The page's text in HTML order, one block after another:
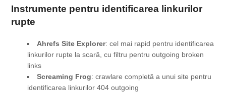
Instrumente pentru identificarea linkurilor
rupte
Ahrefs Site Explorer: cel mai rapid pentru identificarea
linkurilor rupte la scară, cu filtru pentru outgoing broken
links
Screaming Frog: crawlare completă a unui site pentru
identificarea linkurilor 404 outgoing